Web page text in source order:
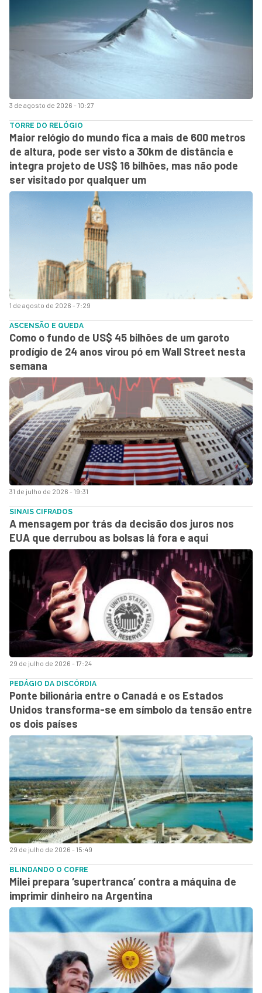
3 de agosto de 2026 - 10:27
1 de agosto de 2026 - 7:29
TORRE DO RELÓGIO
Maior relógio do mundo fica a mais de 600 metros
de altura, pode ser visto a 30km de distância e
integra projeto de US$ 16 bilhões, mas não pode
ser visitado por qualquer um
31 de julho de 2026 - 19:31
ASCENSÃO E QUEDA
Como o fundo de US$ 45 bilhões de um garoto
prodígio de 24 anos virou pó em Wall Street nesta
semana
29 de julho de 2026 - 17:24
SINAIS CIFRADOS
A mensagem por trás da decisão dos juros nos
EUA que derrubou as bolsas lá fora e aqui
29 de julho de 2026 - 15:49
PEDÁGIO DA DISCÓRDIA
Ponte bilionária entre o Canadá e os Estados
Unidos transforma-se em símbolo da tensão entre
os dois países
BLINDANDO O COFRE
Milei prepara ‘supertranca’ contra a máquina de
imprimir dinheiro na Argentina